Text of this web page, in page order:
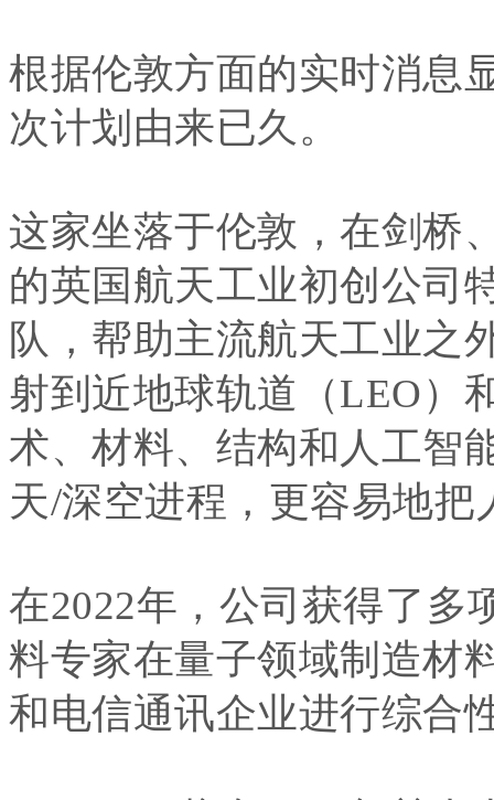
根据伦敦方面的实时消息
次计划由来已久。
这家坐落于伦敦，在剑桥
的英国航天工业初创公司
队，帮助主流航天工业之
射到近地球轨道（LEO）
术、材料、结构和人工智
天/深空进程，更容易地把
在2022年，公司获得了多
料专家在量子领域制造材
和电信通讯企业进行综合